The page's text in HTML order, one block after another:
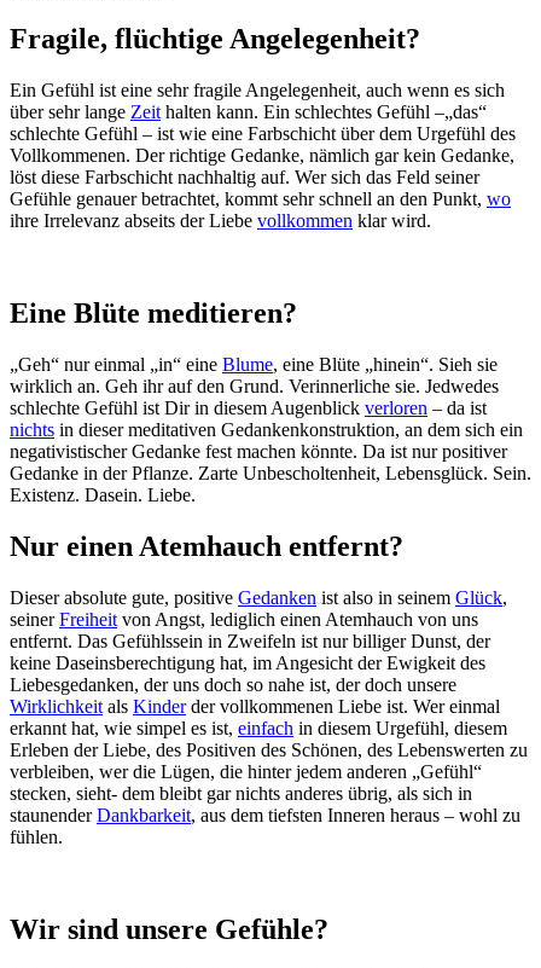
Fragile, flüchtige Angelegenheit?
Ein Gefühl ist eine sehr fragile Angelegenheit, auch wenn es sich
über sehr lange Zeit halten kann. Ein schlechtes Gefühl –„das“
schlechte Gefühl – ist wie eine Farbschicht über dem Urgefühl des
Vollkommenen. Der richtige Gedanke, nämlich gar kein Gedanke,
löst diese Farbschicht nachhaltig auf. Wer sich das Feld seiner
Gefühle genauer betrachtet, kommt sehr schnell an den Punkt, wo
ihre Irrelevanz abseits der Liebe vollkommen klar wird.
Eine Blüte meditieren?
„Geh“ nur einmal „in“ eine Blume, eine Blüte „hinein“. Sieh sie
wirklich an. Geh ihr auf den Grund. Verinnerliche sie. Jedwedes
schlechte Gefühl ist Dir in diesem Augenblick verloren – da ist
nichts in dieser meditativen Gedankenkonstruktion, an dem sich ein
negativistischer Gedanke fest machen könnte. Da ist nur positiver
Gedanke in der Pflanze. Zarte Unbescholtenheit, Lebensglück. Sein.
Existenz. Dasein. Liebe.
Nur einen Atemhauch entfernt?
Dieser absolute gute, positive Gedanken ist also in seinem Glück,
seinerFreiheit von Angst, lediglich einen Atemhauch von uns
entfernt. Das Gefühlssein in Zweifeln ist nur billiger Dunst, der
keine Daseinsberechtigung hat, im Angesicht der Ewigkeit des
Liebesgedanken, der uns doch so nahe ist, der doch unsere
Wirklichkeit als Kinderder vollkommenen Liebe ist. Wer einmal
erkannt hat, wie simpel es ist, einfach in diesem Urgefühl, diesem
Erleben der Liebe, des Positiven des Schönen, des Lebenswerten zu
verbleiben, wer die Lügen, die hinter jedem anderen „Gefühl“
stecken, sieht- dem bleibt gar nichts anderes übrig, als sich in
staunenderDankbarkeit, aus dem tiefsten Inneren heraus – wohl zu
fühlen.
Wir sind unsere Gefühle?